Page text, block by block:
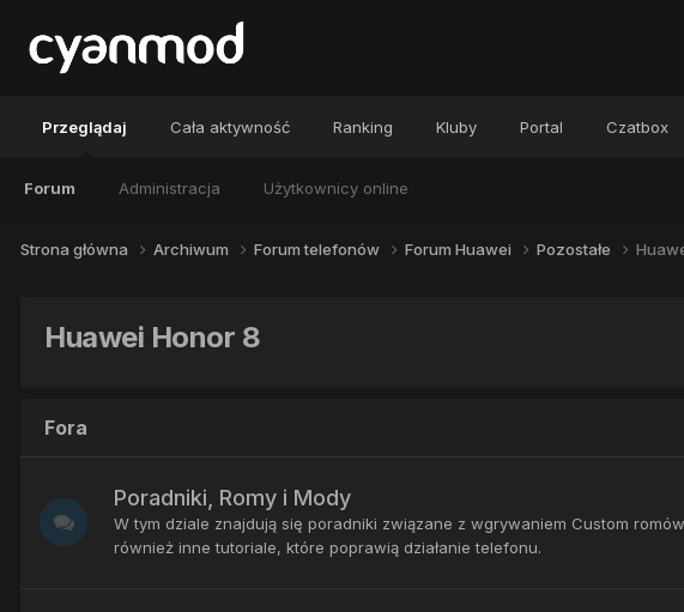
Przeglądaj
Forum Administracja Użytkownicy online
Cała aktywność Ranking Kluby Portal Czatbox
Strona główna Archiwum Forum telefonów Forum Huawei Pozostałe
Huawei Honor 8
Fora
Poradniki, Romy i Mody
W tym dziale znajdują się poradniki związane z wgrywaniem Custom
również inne tutoriale, które poprawią działanie telefonu.